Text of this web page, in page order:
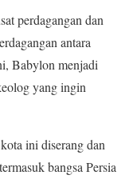
perdagangan dan
antara
Babylon menjadi
yang ingin
ini diserang dan
bangsa Persia